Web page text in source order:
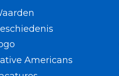
Americans